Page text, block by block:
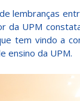
lembranças
da UPM
tem vindo a
ensino da UPM.